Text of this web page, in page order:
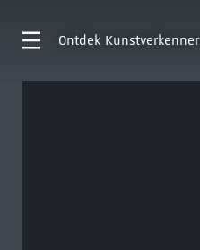
Ontdek Kunstverkenner